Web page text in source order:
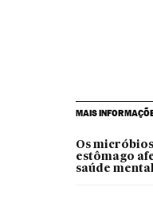
MAIS
Os
estômago
saúde